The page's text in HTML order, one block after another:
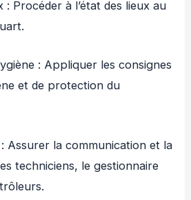
à l’état des lieux au
: Appliquer les consignes
et de protection du
la communication et la
techniciens, le gestionnaire